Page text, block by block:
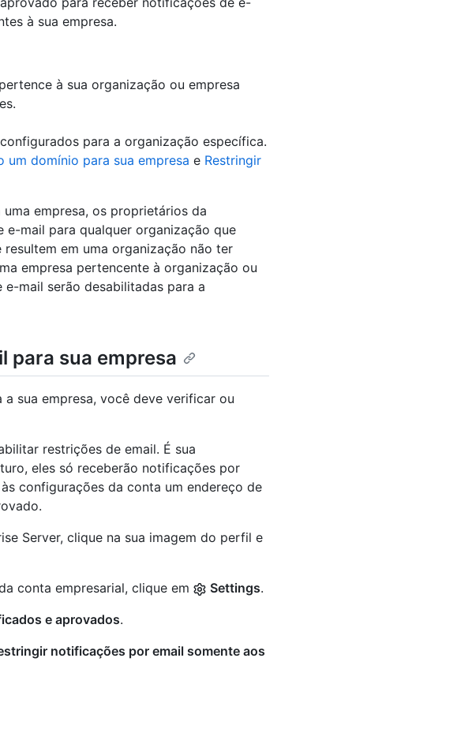
à sua empresa.
à sua organização ou empresa
para a organização específica.
um domínio para sua empresa e Restringir
empresa, os proprietários da
mail para qualquer organização que
em uma organização não ter
empresa pertencente à organização ou
mail serão desabilitadas para a
para sua empresa
sua empresa, você deve verificar ou
restrições de email. É sua
eles só receberão notificações por
configurações da conta um endereço de
Server, clique na sua imagem do perfil e
conta empresarial, clique em
Settings.
e aprovados.
notificações por email somente aos